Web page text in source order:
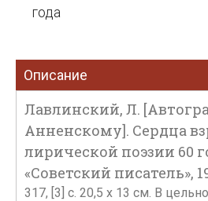
года
Описание
Лавлинский, Л.
Анненскому]. Сердца
лирической поэзии 60
«Советский писатель»,
317, [3] с. 20,5 х 13 см. В